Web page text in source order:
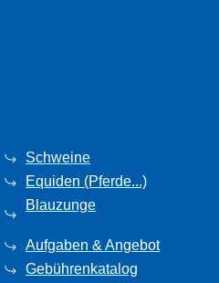
Schweine
Equiden (Pferde...)
Blauzunge
Aufgaben & Angebot
Gebührenkatalog